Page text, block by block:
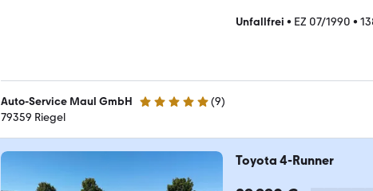
Unfallfrei • EZ 07/1990 •
Auto-Service Maul GmbH 5 Sterne (9)
79359 Riegel
Toyota 4-Runner